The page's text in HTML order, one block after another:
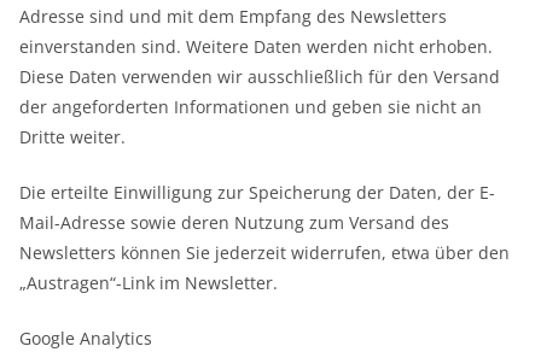
Adresse sind und mit dem Empfang des Newsletters
einverstanden sind. Weitere Daten werden nicht erhoben.
Diese Daten verwenden wir ausschließlich für den Versand
der angeforderten Informationen und geben sie nicht an
Dritte weiter.
Die erteilte Einwilligung zur Speicherung der Daten, der E-
Mail-Adresse sowie deren Nutzung zum Versand des
Newsletters können Sie jederzeit widerrufen, etwa über den
„Austragen“-Link im Newsletter.
Google Analytics